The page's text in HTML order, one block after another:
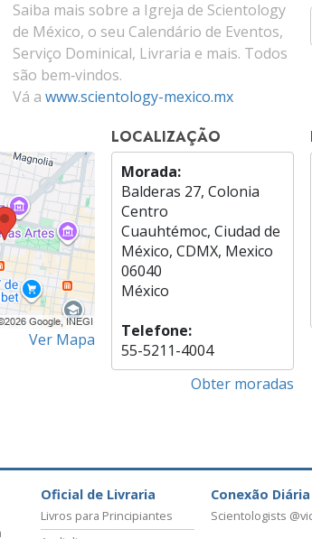
Saiba mais sobre a Igreja de Scientology
de México, o seu Calendário de Eventos,
Serviço Dominical, Livraria e mais. Todos
são bem‑vindos.
Vá a www.scientology-mexico.mx
Ver Mapa
LOCALIZAÇÃO
Morada:
Balderas 27, Colonia
Centro
Cuauhtémoc, Ciudad de
México, CDMX, Mexico
06040
México
Telefone:
55-5211-4004
Obter moradas
Oficial de Livraria
Livros para Principiantes
Conexão Diária
Scientologists